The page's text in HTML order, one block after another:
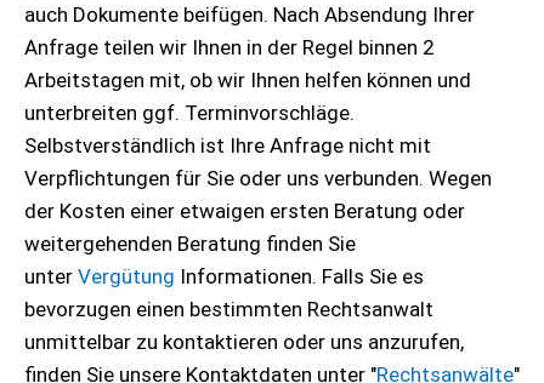
auch Dokumente beifügen. Nach Absendung Ihrer
Anfrage teilen wir Ihnen in der Regel binnen 2
Arbeitstagen mit, ob wir Ihnen helfen können und
unterbreiten ggf. Terminvorschläge.
Selbstverständlich ist Ihre Anfrage nicht mit
Verpflichtungen für Sie oder uns verbunden. Wegen
der Kosten einer etwaigen ersten Beratung oder
weitergehenden Beratung finden Sie
unter Vergütung Informationen. Falls Sie es
bevorzugen einen bestimmten Rechtsanwalt
unmittelbar zu kontaktieren oder uns anzurufen,
finden Sie unsere Kontaktdaten unter "Rechtsanwälte"